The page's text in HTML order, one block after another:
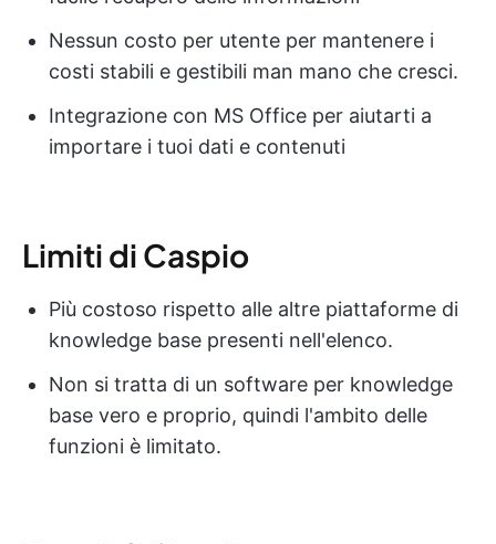
Nessun costo per utente per mantenere i
costi stabili e gestibili man mano che cresci.
Integrazione con MS Office per aiutarti a
importare i tuoi dati e contenuti
Limiti di Caspio
Più costoso rispetto alle altre piattaforme di
knowledge base presenti nell'elenco.
Non si tratta di un software per knowledge
base vero e proprio, quindi l'ambito delle
funzioni è limitato.